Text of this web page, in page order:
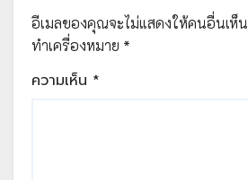
อีเมลของคุณจะไม่แสดงให้คนอื่นเห็น
ทำเครื่องหมาย *
ความเห็น *